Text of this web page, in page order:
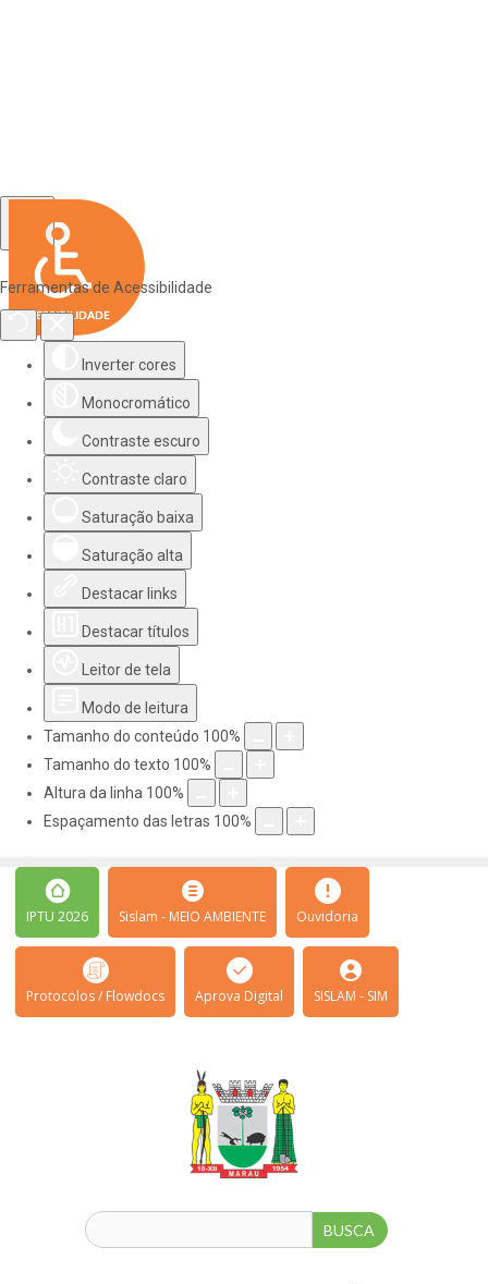
Ferramentas de Acessibilidade
Inverter cores
Monocromático
Contraste escuro
Contraste claro
Saturação baixa
Saturação alta
Destacar links
Destacar títulos
Leitor de tela
Modo de leitura
Tamanho do conteúdo 100%
Tamanho do texto 100%
Altura da linha 100%
Espaçamento das letras 100%
IPTU 2026 Sislam - MEIO AMBIENTE Ouvidoria
Protocolos / Flowdocs Aprova Digital SISLAM - SIM